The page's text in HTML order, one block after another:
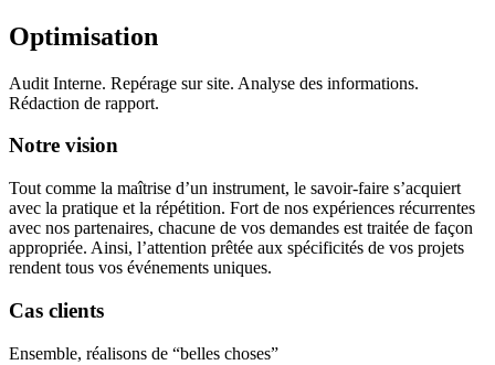
Optimisation
Audit Interne. Repérage sur site. Analyse des informations.
Rédaction de rapport.
Notre vision
Tout comme la maîtrise d’un instrument, le savoir-faire s’acquiert
avec la pratique et la répétition. Fort de nos expériences récurrentes
avec nos partenaires, chacune de vos demandes est traitée de façon
appropriée. Ainsi, l’attention prêtée aux spécificités de vos projets
rendent tous vos événements uniques.
Cas clients
Ensemble, réalisons de “belles choses”